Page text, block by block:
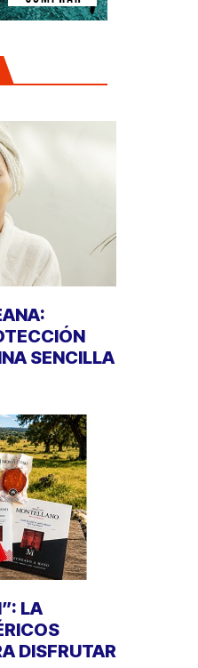
SENCILLA
LA
DISFRUTAR